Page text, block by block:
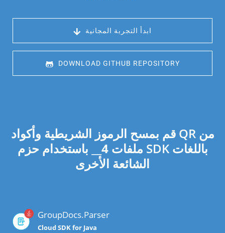
ابدأ التجربة المجانية
DOWNLOAD GITHUB REPOSITORY
قم بمسح الرموز الشريطية وأكواد QR من
ملفات4 __ باستخدام حزم SDK باللغات
الشائعة الأخرى
GroupDocs.Parser
Cloud SDK for Java